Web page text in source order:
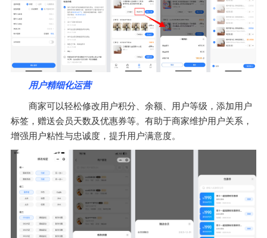
用户精细化运营
商家可以轻松修改用户积分、余额、用户等级，添加用户
标签，赠送会员天数及优惠券等。有助于商家维护用户关系，
增强用户粘性与忠诚度，提升用户满意度。